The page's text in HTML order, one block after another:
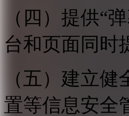
（四）提供“
台和页面同时
（五）建立
置等信息安全